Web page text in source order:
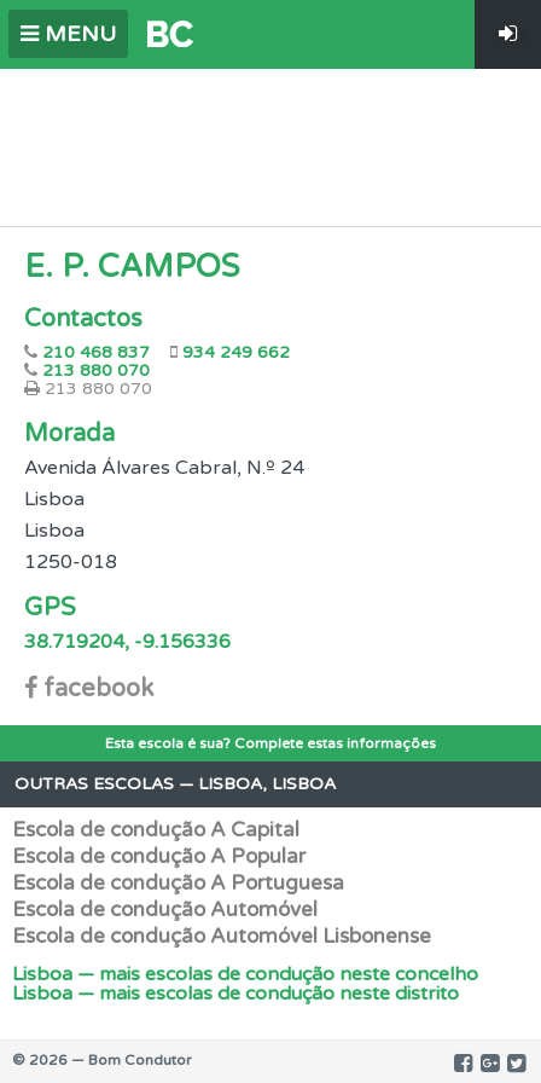
MENU
E. P. CAMPOS
Contactos
210 468 837
213 880 070
213 880 070
934 249 662
Morada
Avenida Álvares Cabral, N.º 24
Lisboa
Lisboa
1250-018
GPS
38.719204, -9.156336
facebook
Esta escola é sua? Complete estas informações
OUTRAS ESCOLAS — LISBOA, LISBOA
Escola de condução A Capital
Escola de condução A Popular
Escola de condução A Portuguesa
Escola de condução Automóvel
Escola de condução Automóvel Lisbonense
Lisboa — mais escolas de condução neste concelho
Lisboa — mais escolas de condução neste distrito
© 2026 — Bom Condutor